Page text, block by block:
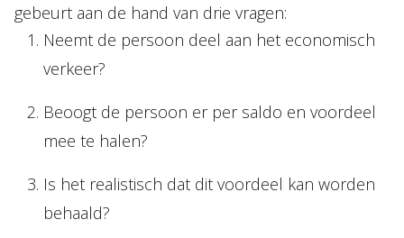
gebeurt aan de hand van drie vragen:
Neemt de persoon deel aan het economisch
verkeer?
Beoogt de persoon er per saldo en voordeel
mee te halen?
Is het realistisch dat dit voordeel kan worden
behaald?